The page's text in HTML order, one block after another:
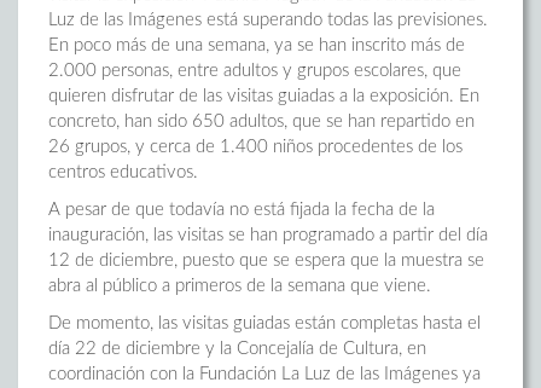
Luz de las Imágenes está superando todas las previsiones.
En poco más de una semana, ya se han inscrito más de
2.000 personas, entre adultos y grupos escolares, que
quieren disfrutar de las visitas guiadas a la exposición. En
concreto, han sido 650 adultos, que se han repartido en
26 grupos, y cerca de 1.400 niños procedentes de los
centros educativos.
A pesar de que todavía no está fijada la fecha de la
inauguración, las visitas se han programado a partir del día
12 de diciembre, puesto que se espera que la muestra se
abra al público a primeros de la semana que viene.
De momento, las visitas guiadas están completas hasta el
día 22 de diciembre y la Concejalía de Cultura, en
coordinación con la Fundación La Luz de las Imágenes ya